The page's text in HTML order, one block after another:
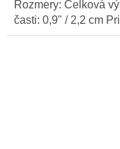
Rozmery: Celková
časti: 0,9" / 2,2 cm